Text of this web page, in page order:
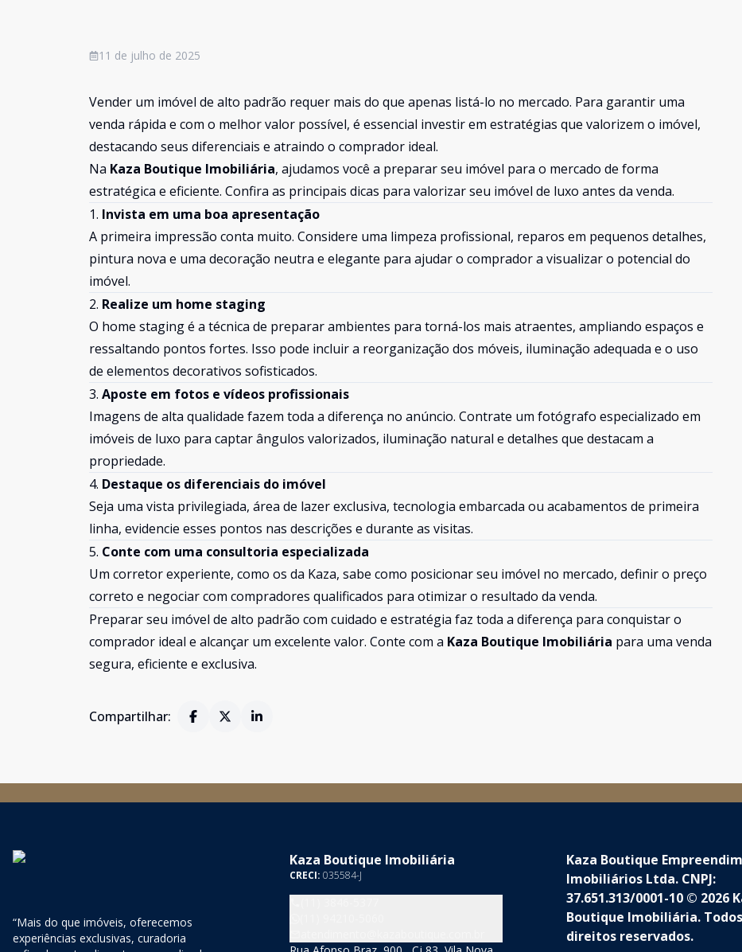
11 de julho de 2025
Vender um imóvel de alto padrão requer mais do que apenas listá-lo no mercado. Para garantir uma
venda rápida e com o melhor valor possível, é essencial investir em estratégias que valorizem o imóvel,
destacando seus diferenciais e atraindo o comprador ideal.
Na Kaza Boutique Imobiliária, ajudamos você a preparar seu imóvel para o mercado de forma
estratégica e eficiente. Confira as principais dicas para valorizar seu imóvel de luxo antes da venda.
1. Invista em uma boa apresentação
A primeira impressão conta muito. Considere uma limpeza profissional, reparos em pequenos detalhes,
pintura nova e uma decoração neutra e elegante para ajudar o comprador a visualizar o potencial do
imóvel.
2. Realize um home staging
O home staging é a técnica de preparar ambientes para torná-los mais atraentes, ampliando espaços e
ressaltando pontos fortes. Isso pode incluir a reorganização dos móveis, iluminação adequada e o uso
de elementos decorativos sofisticados.
3. Aposte em fotos e vídeos profissionais
Imagens de alta qualidade fazem toda a diferença no anúncio. Contrate um fotógrafo especializado em
imóveis de luxo para captar ângulos valorizados, iluminação natural e detalhes que destacam a
propriedade.
4. Destaque os diferenciais do imóvel
Seja uma vista privilegiada, área de lazer exclusiva, tecnologia embarcada ou acabamentos de primeira
linha, evidencie esses pontos nas descrições e durante as visitas.
5. Conte com uma consultoria especializada
Um corretor experiente, como os da Kaza, sabe como posicionar seu imóvel no mercado, definir o preço
correto e negociar com compradores qualificados para otimizar o resultado da venda.
Preparar seu imóvel de alto padrão com cuidado e estratégia faz toda a diferença para conquistar o
comprador ideal e alcançar um excelente valor. Conte com a Kaza Boutique Imobiliária para uma venda
segura, eficiente e exclusiva.
Compartilhar:
“Mais do que imóveis, oferecemos
experiências exclusivas, curadoria
Kaza Boutique Imobiliária
CRECI: 035584-J
Kaza Boutique
Imobiliários Ltda. CNPJ:
37.651.313/0001-10 © 2026
Boutique Imobiliária.
direitos reservados.